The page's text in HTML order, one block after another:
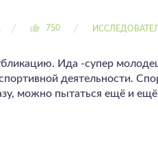
750
Ида -супер
деятельности.
можно пытаться ещё и